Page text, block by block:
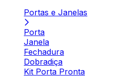
Portas e Janelas
Porta
Janela
Fechadura
Dobradiça
Kit Porta Pronta